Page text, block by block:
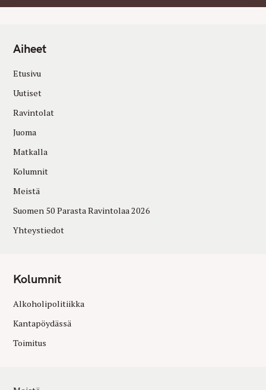
Aiheet
Etusivu
Uutiset
Ravintolat
Juoma
Matkalla
Kolumnit
Meistä
Suomen 50 Parasta Ravintolaa 2026
Yhteystiedot
Kolumnit
Alkoholipolitiikka
Kantapöydässä
Toimitus